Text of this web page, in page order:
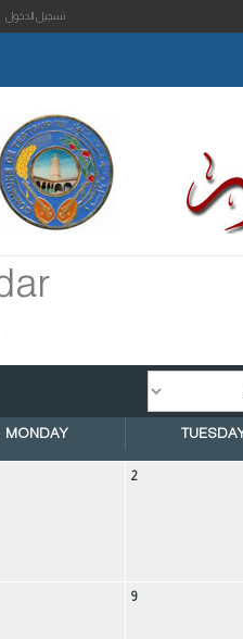
تسجيل الدخول
MONDAY
2
9